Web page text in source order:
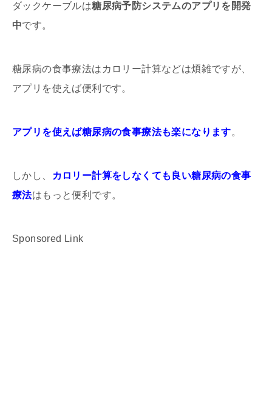
ダックケーブルは糖尿病予防システムのアプリを開発
中です。
糖尿病の食事療法はカロリー計算などは煩雑ですが、
アプリを使えば便利です。
アプリを使えば糖尿病の食事療法も楽になります。
しかし、
カロリー計算をしなくても良い糖尿病の食事
療法はもっと便利です。
Sponsored Link